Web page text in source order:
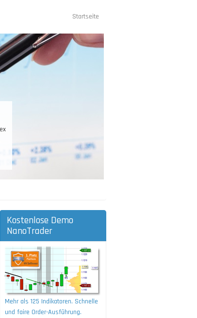
Startseite
Kostenlose Demo
NanoTrader
Mehr als 125 Indikatoren. Schnelle
und faire Order-Ausführung.